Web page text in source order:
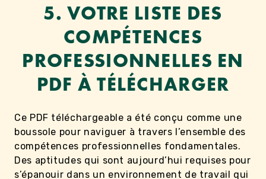
5. VOTRE LISTE DES
COMPÉTENCES
PROFESSIONNELLES EN
PDF À TÉLÉCHARGER
Ce PDF téléchargeable a été conçu comme une
boussole pour naviguer à travers l’ensemble des
compétences professionnelles fondamentales.
Des aptitudes qui sont aujourd’hui requises pour
s’épanouir dans un environnement de travail qui